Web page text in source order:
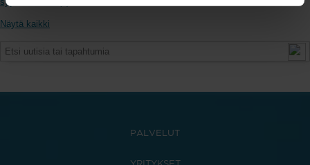
Näytä kaikki
PALVELUT